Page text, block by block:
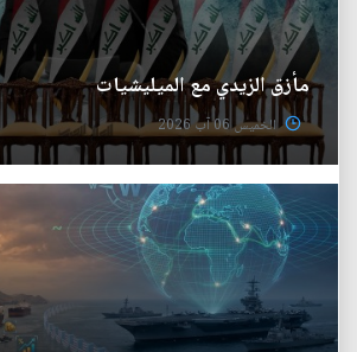
مأزق الزيدي مع الميليشيات
الخميس 06 آب 2026